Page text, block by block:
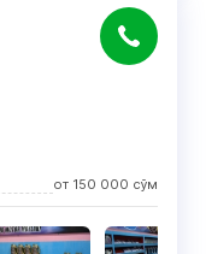
от 150 000 сўм